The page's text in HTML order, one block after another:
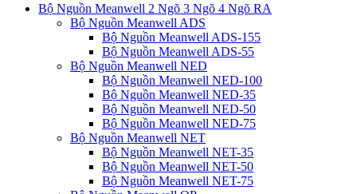
Bộ Nguồn Meanwell 2 Ngõ 3 Ngõ 4 Ngõ RA
Bộ Nguồn Meanwell ADS
Bộ Nguồn Meanwell ADS-155
Bộ Nguồn Meanwell ADS-55
Bộ Nguồn Meanwell NED
Bộ Nguồn Meanwell NED-100
Bộ Nguồn Meanwell NED-35
Bộ Nguồn Meanwell NED-50
Bộ Nguồn Meanwell NED-75
Bộ Nguồn Meanwell NET
Bộ Nguồn Meanwell NET-35
Bộ Nguồn Meanwell NET-50
Bộ Nguồn Meanwell NET-75